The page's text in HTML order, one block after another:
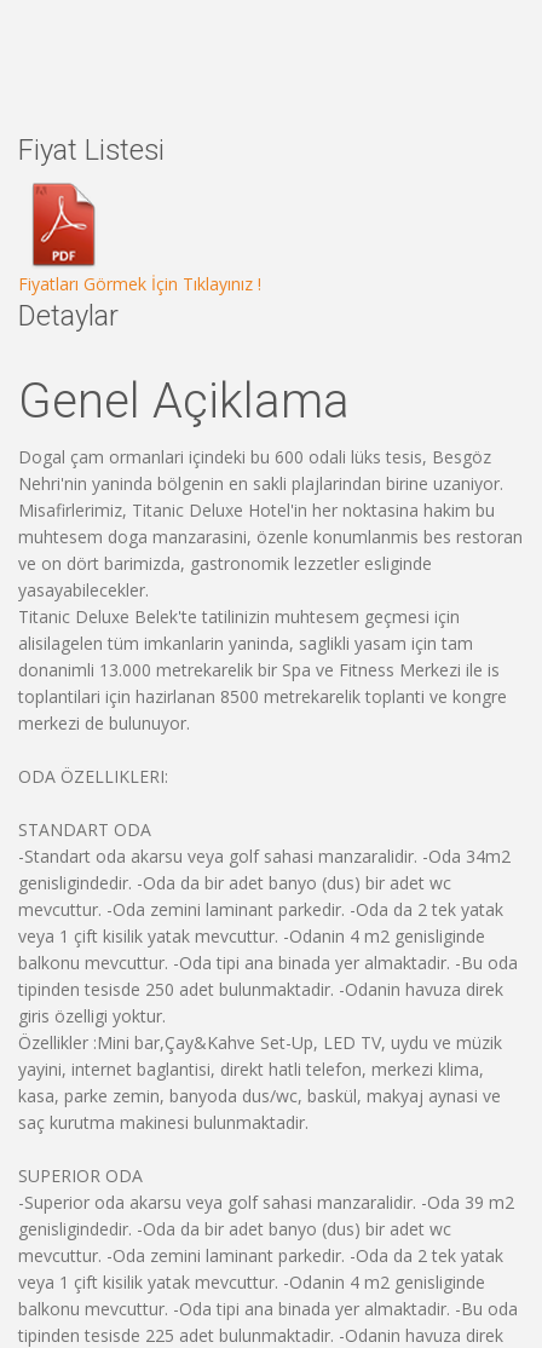
Fiyat Listesi
Fiyatları Görmek İçin Tıklayınız !
Detaylar
Genel Açiklama
Dogal çam ormanlari içindeki bu 600 odali lüks tesis, Besgöz
Nehri'nin yaninda bölgenin en sakli plajlarindan birine uzaniyor.
Misafirlerimiz, Titanic Deluxe Hotel'in her noktasina hakim bu
muhtesem doga manzarasini, özenle konumlanmis bes restoran
ve on dört barimizda, gastronomik lezzetler esliginde
yasayabilecekler.
Titanic Deluxe Belek'te tatilinizin muhtesem geçmesi için
alisilagelen tüm imkanlarin yaninda, saglikli yasam için tam
donanimli 13.000 metrekarelik bir Spa ve Fitness Merkezi ile is
toplantilari için hazirlanan 8500 metrekarelik toplanti ve kongre
merkezi de bulunuyor.
ODA ÖZELLIKLERI:
STANDART ODA
-Standart oda akarsu veya golf sahasi manzaralidir. -Oda 34m2
genisligindedir. -Oda da bir adet banyo (dus) bir adet wc
mevcuttur. -Oda zemini laminant parkedir. -Oda da 2 tek yatak
veya 1 çift kisilik yatak mevcuttur. -Odanin 4 m2 genisliginde
balkonu mevcuttur. -Oda tipi ana binada yer almaktadir. -Bu oda
tipinden tesisde 250 adet bulunmaktadir. -Odanin havuza direk
giris özelligi yoktur.
Özellikler :Mini bar,Çay&Kahve Set-Up, LED TV, uydu ve müzik
yayini, internet baglantisi, direkt hatli telefon, merkezi klima,
kasa, parke zemin, banyoda dus/wc, baskül, makyaj aynasi ve
saç kurutma makinesi bulunmaktadir.
SUPERIOR ODA
-Superior oda akarsu veya golf sahasi manzaralidir. -Oda 39 m2
genisligindedir. -Oda da bir adet banyo (dus) bir adet wc
mevcuttur. -Oda zemini laminant parkedir. -Oda da 2 tek yatak
veya 1 çift kisilik yatak mevcuttur. -Odanin 4 m2 genisliginde
balkonu mevcuttur. -Oda tipi ana binada yer almaktadir. -Bu oda
tipinden tesisde 225 adet bulunmaktadir. -Odanin havuza direk